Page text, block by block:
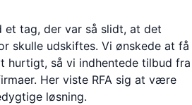
et tag, der var så slidt, at det
skulle udskiftes. Vi ønskede at få
hurtigt, så vi indhentede tilbud fra
Her viste RFA sig at være
løsning.